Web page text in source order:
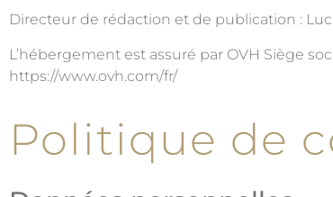
Directeur de rédaction et de publication : Luc
L’hébergement est assuré par OVH Siège
https://www.ovh.com/fr/
Politique de